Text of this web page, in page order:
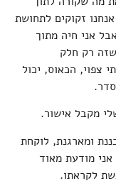
זקוקים לתחושת
אני חיה מתוך
שזה רק חלק
צפוי, הכאוס, יכול
מקבל אישור.
ומארגנת, לוקחת
מודעת מאוד
לקראתו.